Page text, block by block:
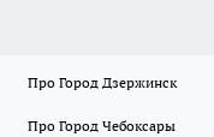
Про Город Дзержинск
Про Город Чебоксары